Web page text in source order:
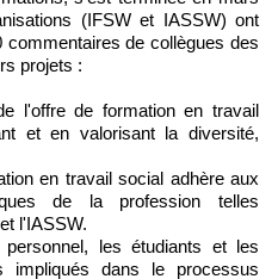
(IFSW et IASSW) ont
de collègues des
projets :
l'offre de formation en travail
et en valorisant la diversité,
en travail social adhère aux
de la profession telles
l'IASSW.
les étudiants et les
impliqués dans le processus